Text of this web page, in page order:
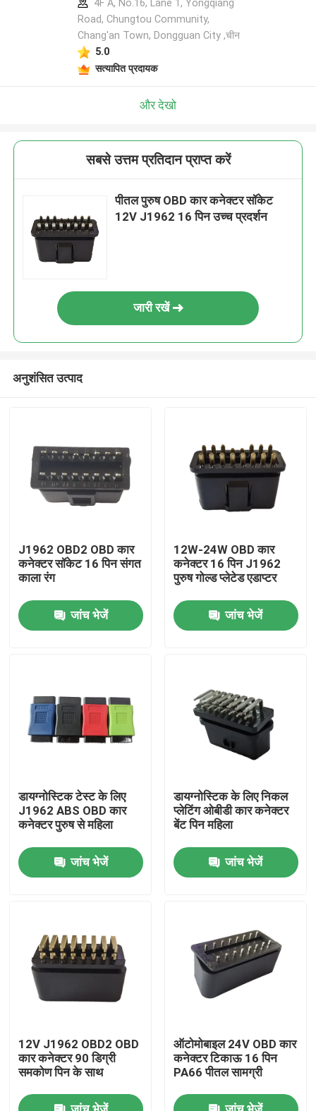
घर
उत्पादों
हमारे बारे में
कारखाना भ्रमण
गुणवत्ता नियंत्रण
एक उद्धरण का अनुरोध करें
OBD2 कनेक्टर केबल
OBD2 एक्सटेंशन केबल
4F A, No.16, Lane 1, Yongqiang
Road, Chungtou Community,
Chang'an Town, Dongguan City ,चीन
5.0
सत्यापित प्रदायक
और देखो
सबसे उत्तम प्रतिदान प्राप्त करें
पीतल पुरुष OBD कार कनेक्टर सॉकेट
12V J1962 16 पिन उच्च प्रदर्शन
जारी रखें
अनुशंसित उत्पाद
J1962 OBD2 OBD कार
कनेक्टर सॉकेट 16 पिन संगत
काला रंग
जांच भेजें
12W-24W OBD कार
कनेक्टर 16 पिन J1962
पुरुष गोल्ड प्लेटेड एडाप्टर
जांच भेजें
डायग्नोस्टिक टेस्ट के लिए
J1962 ABS OBD कार
कनेक्टर पुरुष से महिला
जांच भेजें
डायग्नोस्टिक के लिए निकल
प्लेटिंग ओबीडी कार कनेक्टर
बेंट पिन महिला
जांच भेजें
12V J1962 OBD2 OBD
कार कनेक्टर 90 डिग्री
समकोण पिन के साथ
ऑटोमोबाइल 24V OBD कार
कनेक्टर टिकाऊ 16 पिन
PA66 पीतल सामग्री